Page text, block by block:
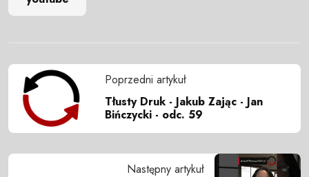
Poprzedni artykuł
Tłusty Druk - Jakub Zając - Jan
Bińczycki - odc. 59
Następny artykuł